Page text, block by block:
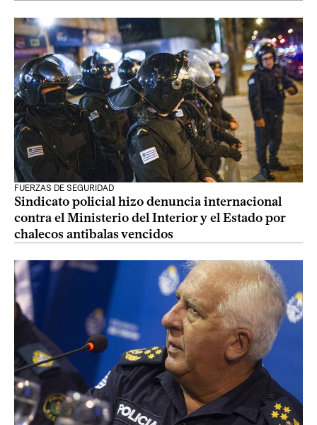
FUERZAS DE SEGURIDAD
Sindicato policial hizo denuncia internacional
contra el Ministerio del Interior y el Estado por
chalecos antibalas vencidos